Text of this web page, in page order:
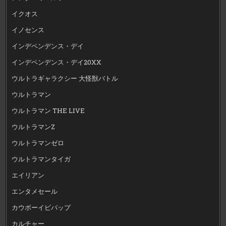
イクオス
イノセンス
インデペンデンス・デイ
インデペンデンス・デイ20XX
ウルトラギャラクシー 大怪獣バトル
ウルトラマン
ウルトラマン THE LIVE
ウルトラマンZ
ウルトラマンゼロ
ウルトラマンタイガ
エイリアン
エンタメセール
カウボーイビバップ
カルチャー